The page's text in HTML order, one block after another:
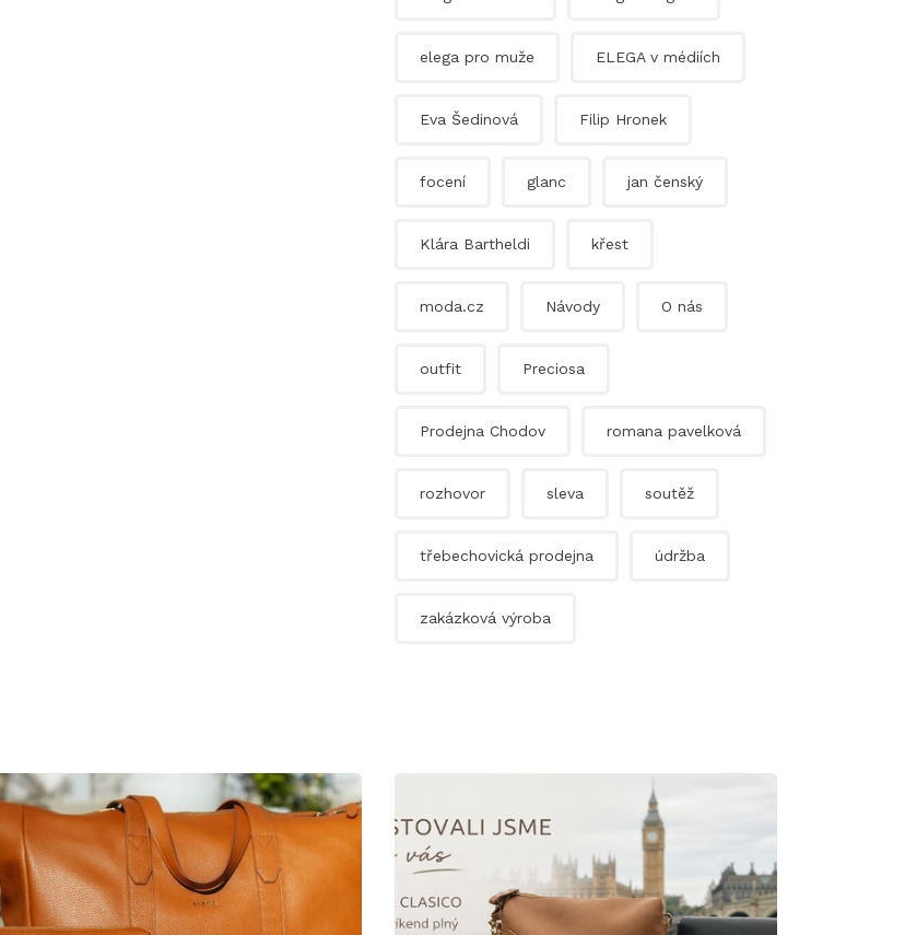
elega pro muže ELEGA v médiích
Eva Šedinová Filip Hronek
focení glanc jan čenský
Klára Bartheldi křest
moda.cz Návody O nás
outfit Preciosa
Prodejna Chodov romana pavelková
rozhovor sleva soutěž
třebechovická prodejna údržba
zakázková výroba